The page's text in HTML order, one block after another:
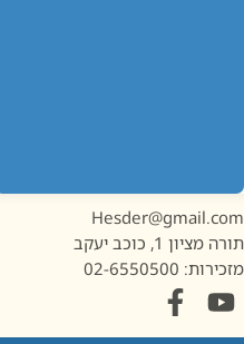
1, כוכב יעקב
02-6550500